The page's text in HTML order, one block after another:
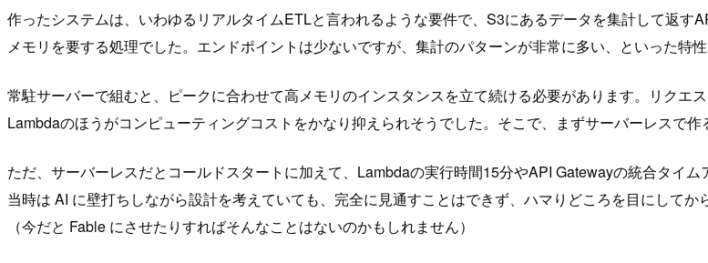
作ったシステムは、いわゆるリアルタイムETLと言われるような要件で、S3にあるデータを集計して返
メモリを要する処理でした。エンドポイントは少ないですが、集計のパターンが非常に多い、といった特性
常駐サーバーで組むと、ピークに合わせて高メモリのインスタンスを立て続ける必要があります。リク
Lambdaのほうがコンピューティングコストをかなり抑えられそうでした。そこで、まずサーバーレスで作
ただ、サーバーレスだとコールドスタートに加えて、Lambdaの実行時間15分やAPI Gatewayの統合タイ
当時は AI に壁打ちしながら設計を考えていても、完全に見通すことはできず、ハマりどころを目にしてか
（今だと Fable にさせたりすればそんなことはないのかもしれません）